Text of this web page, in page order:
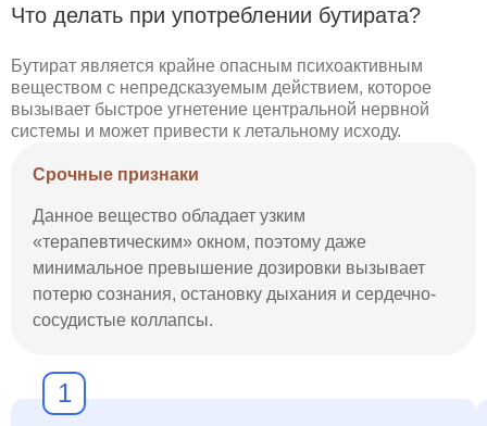
Что делать при употреблении бутирата?
Бутират является крайне опасным психоактивным
веществом с непредсказуемым действием, которое
вызывает быстрое угнетение центральной нервной
системы и может привести к летальному исходу.
Срочные признаки
Данное вещество обладает узким
«терапевтическим» окном, поэтому даже
минимальное превышение дозировки вызывает
потерю сознания, остановку дыхания и сердечно-
сосудистые коллапсы.
1